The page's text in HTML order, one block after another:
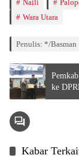
Naili
Wara Utara
Penulis: */Basman
ke
Kabar